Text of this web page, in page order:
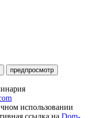
предпросмотр
использовании